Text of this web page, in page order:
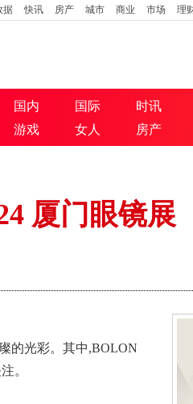
据 快讯 房产 城市 商业 市场 理
国内 国际 时讯
游戏 女人 房产
厦门眼镜展
的光彩。其中,BOLON
。